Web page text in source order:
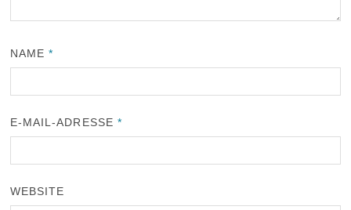
NAME*
E-MAIL-ADRESSE *
WEBSITE